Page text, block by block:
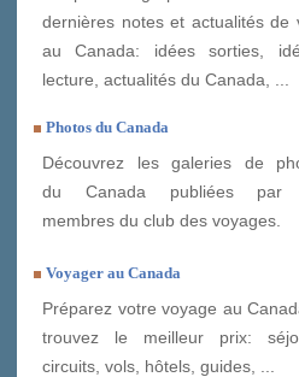
dernières notes et actualités de
au Canada: idées sorties,
lecture, actualités du Canada, ...
Photos du Canada
Découvrez les galeries de
du Canada publiées par
membres du club des voyages.
Voyager au Canada
Préparez votre voyage au
trouvez le meilleur prix:
circuits, vols, hôtels, guides, ...